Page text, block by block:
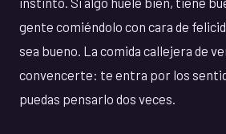
gente comiéndolo con cara de
sea bueno. La comida callejera de
convencerte: te entra por los
puedas pensarlo dos veces.